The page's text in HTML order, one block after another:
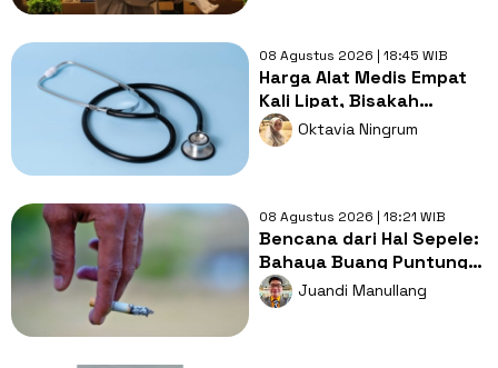
08 Agustus 2026 | 18:45 WIB
Harga Alat Medis Empat
Kali Lipat, Bisakah
Layanan Kesehatan
Tetap Murah?
Oktavia Ningrum
08 Agustus 2026 | 18:21 WIB
Bencana dari Hal Sepele:
Bahaya Buang Puntung
Rokok Sembarangan di
Musim Kemarau
Juandi Manullang